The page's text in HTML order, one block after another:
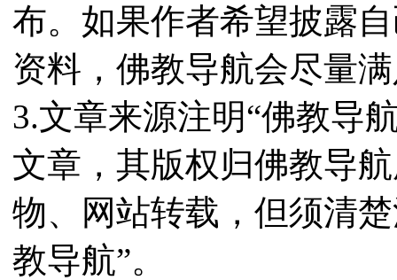
布。如果作者希望披露
资料，佛教导航会尽量
3.文章来源注明“佛教导
文章，其版权归佛教导
物、网站转载，但须清
教导航”。